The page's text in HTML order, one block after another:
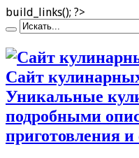
build_links(); ?>
Сайт
Уникальные
подробными
приготовления